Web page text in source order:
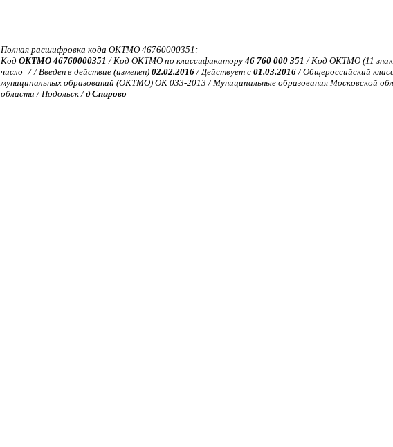
Полная расшифровка кода ОКТМО 46760000351:
Код ОКТМО 46760000351 / Код ОКТМО по классификатору 46 760 000 351 / Код ОКТМО (11
число 7 / Введен в действие (изменен) 02.02.2016/ Действует с 01.03.2016/ Общероссийский
муниципальных образований (ОКТМО) ОК 033-2013 / Муниципальные образования Московской
области / Подольск /д Спирово